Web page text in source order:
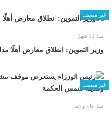
غير مصنف
منذ 12 شهرًا
وزير التموين: انطلاق معارض أهلًا مدارس 2025 اعتبارا من 1
غير مصنف
منذ عام واحد